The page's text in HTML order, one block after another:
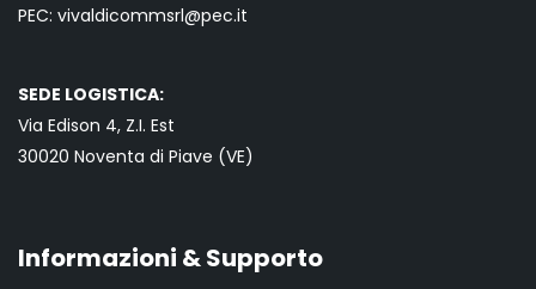
PEC: vivaldicommsrl@pec.it
SEDE LOGISTICA:
Via Edison 4, Z.I. Est
30020 Noventa di Piave (VE)
Informazioni & Supporto